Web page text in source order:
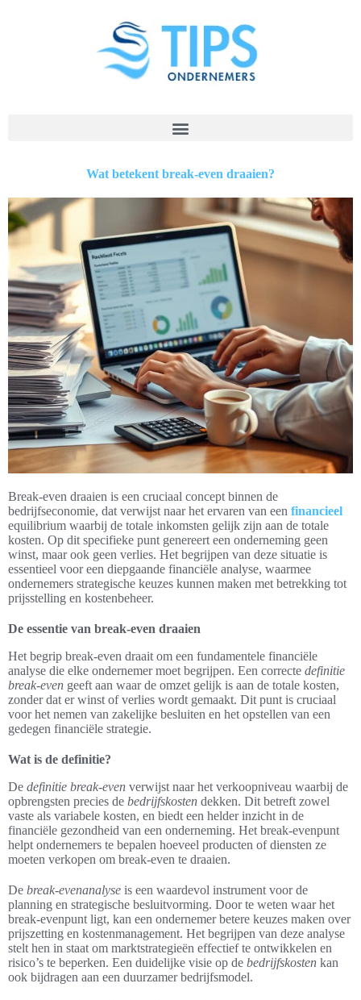
Wat betekent break-even draaien?
Break-even draaien is een cruciaal concept binnen de
bedrijfseconomie, dat verwijst naar het ervaren van een financieel
equilibrium waarbij de totale inkomsten gelijk zijn aan de totale
kosten. Op dit specifieke punt genereert een onderneming geen
winst, maar ook geen verlies. Het begrijpen van deze situatie is
essentieel voor een diepgaande financiële analyse, waarmee
ondernemers strategische keuzes kunnen maken met betrekking tot
prijsstelling en kostenbeheer.
De essentie van break-even draaien
Het begrip break-even draait om een fundamentele financiële
analyse die elke ondernemer moet begrijpen. Een correcte definitie
break-even geeft aan waar de omzet gelijk is aan de totale kosten,
zonder dat er winst of verlies wordt gemaakt. Dit punt is cruciaal
voor het nemen van zakelijke besluiten en het opstellen van een
gedegen financiële strategie.
Wat is de definitie?
De definitie break-even verwijst naar het verkoopniveau waarbij de
opbrengsten precies de bedrijfskosten dekken. Dit betreft zowel
vaste als variabele kosten, en biedt een helder inzicht in de
financiële gezondheid van een onderneming. Het break-evenpunt
helpt ondernemers te bepalen hoeveel producten of diensten ze
moeten verkopen om break-even te draaien.
De break-evenanalyse is een waardevol instrument voor de
planning en strategische besluitvorming. Door te weten waar het
break-evenpunt ligt, kan een ondernemer betere keuzes maken over
prijszetting en kostenmanagement. Het begrijpen van deze analyse
stelt hen in staat om marktstrategieën effectief te ontwikkelen en
risico’s te beperken. Een duidelijke visie op de bedrijfskosten kan
ook bijdragen aan een duurzamer bedrijfsmodel.